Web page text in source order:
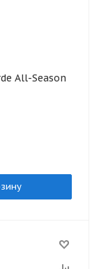
All-Season